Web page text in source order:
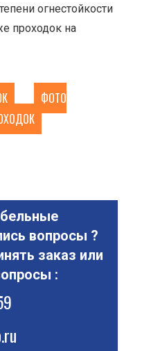
огнестойкости
проходок на
ФОТО
вопросы ?
заказ или
: